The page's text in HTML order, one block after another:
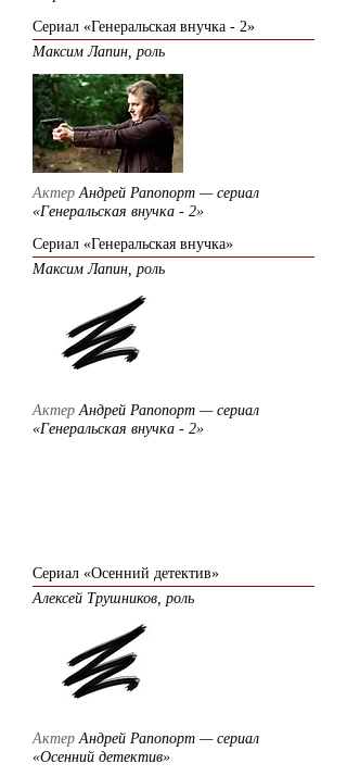
Сериал «Генеральская внучка - 2»
Максим Лапин, роль
АктерАндрей Рапопорт — сериал
«Генеральская внучка - 2»
Сериал «Генеральская внучка»
Максим Лапин, роль
АктерАндрей Рапопорт — сериал
«Генеральская внучка - 2»
Сериал «Осенний детектив»
Алексей Трушников, роль
АктерАндрей Рапопорт — сериал
«Осенний детектив»